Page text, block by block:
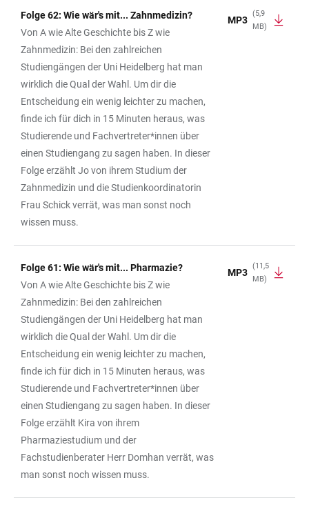
Folge 62: Wie wär's mit... Zahnmedizin?
Von A wie Alte Geschichte bis Z wie
Zahnmedizin: Bei den zahlreichen
Studiengängen der Uni Heidelberg hat man
wirklich die Qual der Wahl. Um dir die
Entscheidung ein wenig leichter zu machen,
finde ich für dich in 15 Minuten heraus, was
Studierende und Fachvertreter*innen über
einen Studiengang zu sagen haben. In dieser
Folge erzählt Jo von ihrem Studium der
Zahnmedizin und die Studienkoordinatorin
Frau Schick verrät, was man sonst noch
wissen muss.
MP3
(5,9
MB)
Folge 61: Wie wär's mit... Pharmazie?
Von A wie Alte Geschichte bis Z wie
Zahnmedizin: Bei den zahlreichen
Studiengängen der Uni Heidelberg hat man
wirklich die Qual der Wahl. Um dir die
Entscheidung ein wenig leichter zu machen,
finde ich für dich in 15 Minuten heraus, was
Studierende und Fachvertreter*innen über
einen Studiengang zu sagen haben. In dieser
Folge erzählt Kira von ihrem
Pharmaziestudium und der
Fachstudienberater Herr Domhan verrät, was
man sonst noch wissen muss.
MP3
(11,5
MB)